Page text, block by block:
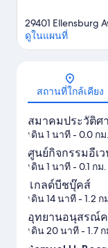
29401 Ellensburg
ดูในแผนที่
สถานที่ใกล้เคียง
สมาคมประวัติศ
เดิน 1 นาที- 0.0 กม.
ศูนย์กิจกรรมอีเ
เดิน 1 นาที- 0.1 กม.
โกลด์บีชบุ๊คส์
เดิน 14 นาที- 1.2 ก
อุทยานอนุสรณ์ค
เดิน 20 นาที- 1.7